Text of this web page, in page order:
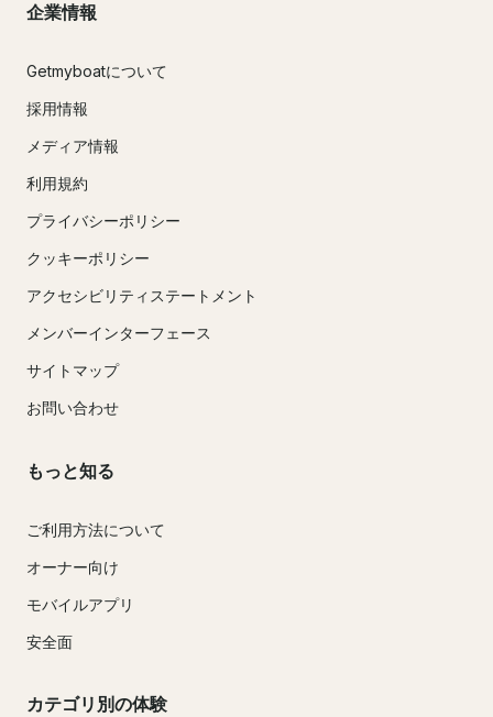
企業情報
Getmyboatについて
採用情報
メディア情報
利用規約
プライバシーポリシー
クッキーポリシー
アクセシビリティステートメント
メンバーインターフェース
サイトマップ
お問い合わせ
もっと知る
ご利用方法について
オーナー向け
モバイルアプリ
安全面
カテゴリ別の体験